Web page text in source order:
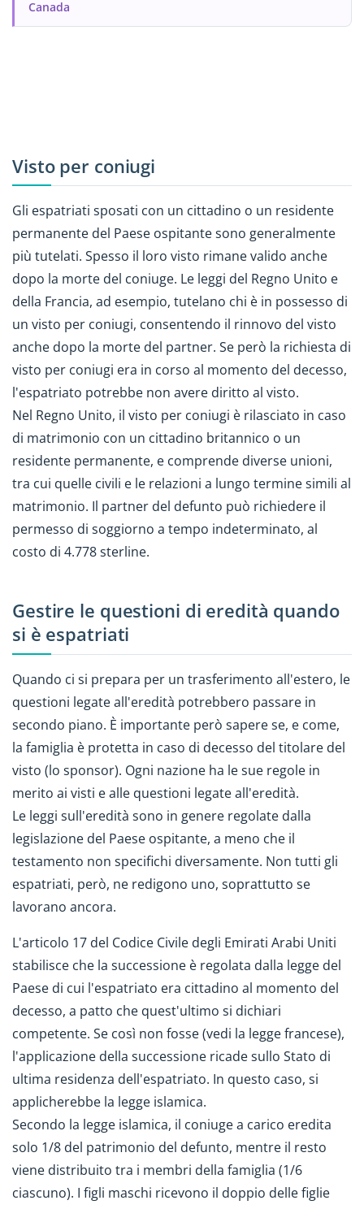
Canada
Visto per coniugi
Gli espatriati sposati con un cittadino o un residente
permanente del Paese ospitante sono generalmente
più tutelati. Spesso il loro visto rimane valido anche
dopo la morte del coniuge. Le leggi del Regno Unito e
della Francia, ad esempio, tutelano chi è in possesso di
un visto per coniugi, consentendo il rinnovo del visto
anche dopo la morte del partner. Se però la richiesta di
visto per coniugi era in corso al momento del decesso,
l'espatriato potrebbe non avere diritto al visto.
Nel Regno Unito, il visto per coniugi è rilasciato in caso
di matrimonio con un cittadino britannico o un
residente permanente, e comprende diverse unioni,
tra cui quelle civili e le relazioni a lungo termine simili al
matrimonio. Il partner del defunto può richiedere il
permesso di soggiorno a tempo indeterminato, al
costo di 4.778 sterline.
Gestire le questioni di eredità quando
si è espatriati
Quando ci si prepara per un trasferimento all'estero, le
questioni legate all'eredità potrebbero passare in
secondo piano. È importante però sapere se, e come,
la famiglia è protetta in caso di decesso del titolare del
visto (lo sponsor). Ogni nazione ha le sue regole in
merito ai visti e alle questioni legate all'eredità.
Le leggi sull'eredità sono in genere regolate dalla
legislazione del Paese ospitante, a meno che il
testamento non specifichi diversamente. Non tutti gli
espatriati, però, ne redigono uno, soprattutto se
lavorano ancora.
L'articolo 17 del Codice Civile degli Emirati Arabi Uniti
stabilisce che la successione è regolata dalla legge del
Paese di cui l'espatriato era cittadino al momento del
decesso, a patto che quest'ultimo si dichiari
competente. Se così non fosse (vedi la legge francese),
l'applicazione della successione ricade sullo Stato di
ultima residenza dell'espatriato. In questo caso, si
applicherebbe la legge islamica.
Secondo la legge islamica, il coniuge a carico eredita
solo 1/8 del patrimonio del defunto, mentre il resto
viene distribuito tra i membri della famiglia (1/6
ciascuno). I figli maschi ricevono il doppio delle figlie